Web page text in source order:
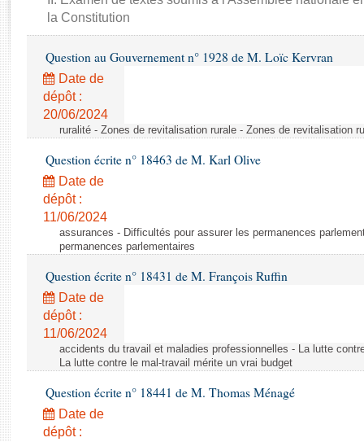
Rapports d'enquête
Rapports législatifs
Baromètre de l’application des lois
Dossiers législatifs
Budget et sécurité sociale
la Constitution
Question au Gouvernement n° 1928 de M. Loïc Kervran
Date de
dépôt :
20/06/2024
ruralité - Zones de revitalisation rurale - Zones de revitalisation
Question écrite n° 18463 de M. Karl Olive
Date de
dépôt :
11/06/2024
assurances - Difficultés pour assurer les permanences
permanences parlementaires
Question écrite n° 18431 de M. François Ruffin
Date de
dépôt :
11/06/2024
accidents du travail et maladies professionnelles - La lutte
La lutte contre le mal-travail mérite un vrai budget
Question écrite n° 18441 de M. Thomas Ménagé
Date de
dépôt :